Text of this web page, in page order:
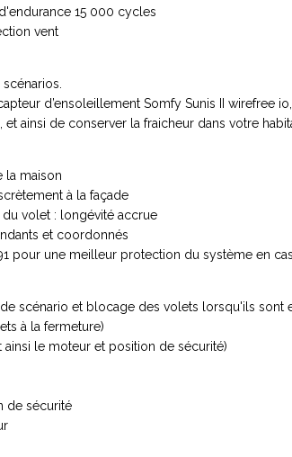
d'endurance 15 000 cycles
vent
d’ensoleillement Somfy Sunis II wirefree
ainsi de conserver la fraicheur dans votre
la maison
à la façade
volet : longévité accrue
et coordonnés
pour une meilleur protection du système en
scénario et blocage des volets lorsqu'ils sont
à la fermeture)
le moteur et position de sécurité)
de sécurité